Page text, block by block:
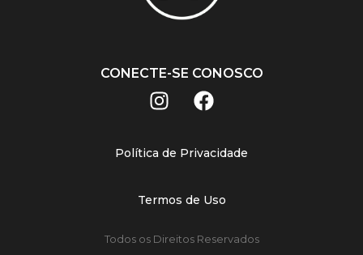
CONECTE-SE CONOSCO
Política de Privacidade
Termos de Uso
Todos os Direitos Reservados